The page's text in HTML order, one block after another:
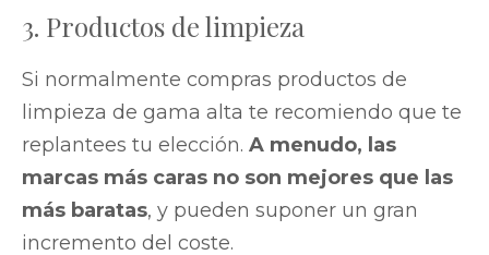
3. Productos de limpieza
Si normalmente compras productos de
limpieza de gama alta te recomiendo que te
replantees tu elección. A menudo, las
marcas más caras no son mejores que las
más baratas, y pueden suponer un gran
incremento del coste.